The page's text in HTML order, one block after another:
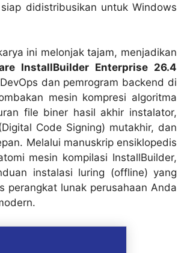
didistribusikan untuk Windows
ini melonjak tajam, menjadikan
InstallBuilder Enterprise 26.4
dan pemrogram backend di
mesin kompresi algoritma
file biner hasil akhir instalator,
Digital Code Signing) mutakhir, dan
Melalui manuskrip ensiklopedis
mesin kompilasi InstallBuilder,
instalasi luring (offline) yang
perangkat lunak perusahaan Anda